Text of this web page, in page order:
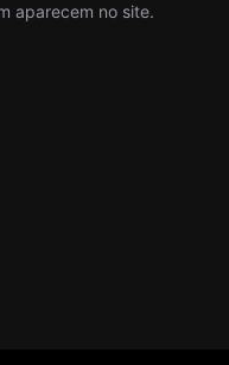
aparecem no site.